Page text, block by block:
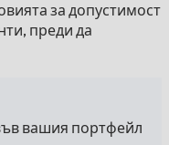
за допустимост
преди да
вашия портфейл